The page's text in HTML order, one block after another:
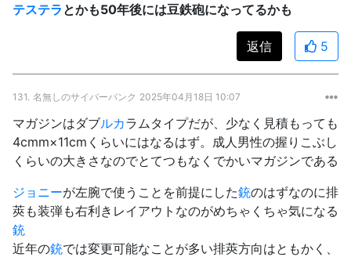
テステラ とかも50年後には豆鉄砲になってるかも
返信 5
131. 名無しのサイバーパンク 2025年04月18日 10:07
マガジンはダブルカラムタイプだが、少なく見積もっても
4cmm×11cmくらいにはなるはず。成人男性の握りこぶし
くらいの大きさなのでとてつもなくでかいマガジンである
ジョニーが左腕で使うことを前提にした銃のはずなのに排
莢も装弾も右利きレイアウトなのがめちゃくちゃ気になる
銃
近年の銃では変更可能なことが多い排莢方向はともかく、